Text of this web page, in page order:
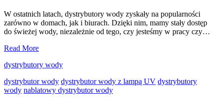
W ostatnich latach, dystrybutory wody zyskały na popularności
zarówno w domach, jak i biurach. Dzięki nim, mamy stały dostęp
do świeżej wody, niezależnie od tego, czy jesteśmy w pracy czy…
Read MoreNablatowy
wody
jaką
ma
dystrybutory wody
dystrybutor wody dystrybutor wody z lampą UV dystrybutory
wody nablatowy dystrybutor wody